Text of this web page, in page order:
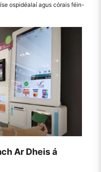
ospidéalaí agus córais féin-
Ar Dheis á